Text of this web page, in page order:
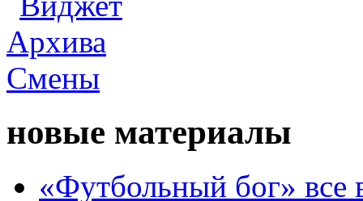
новые материалы
«Футбольный бог» все